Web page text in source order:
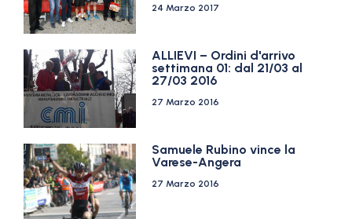
24 Marzo 2017
ALLIEVI – Ordini d'arrivo
settimana 01: dal 21/03 al
27/03 2016
27 Marzo 2016
Samuele Rubino vince la
Varese-Angera
27 Marzo 2016